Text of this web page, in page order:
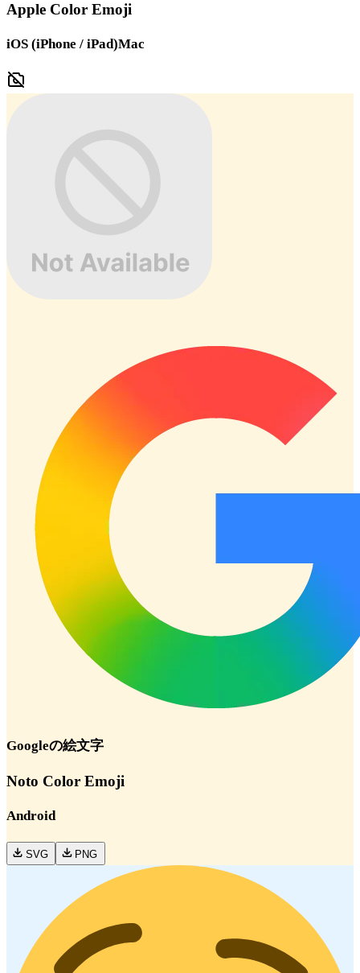
Apple Color Emoji
iOS (iPhone / iPad)Mac
Googleの絵文字
Noto Color Emoji
Android
SVG PNG